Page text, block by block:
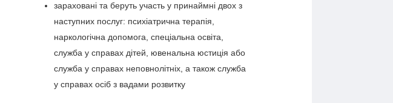
зараховані та беруть участь у принаймні двох з
наступних послуг: психіатрична терапія,
наркологічна допомога, спеціальна освіта,
служба у справах дітей, ювенальна юстиція або
служба у справах неповнолітніх, а також служба
у справах осіб з вадами розвитку